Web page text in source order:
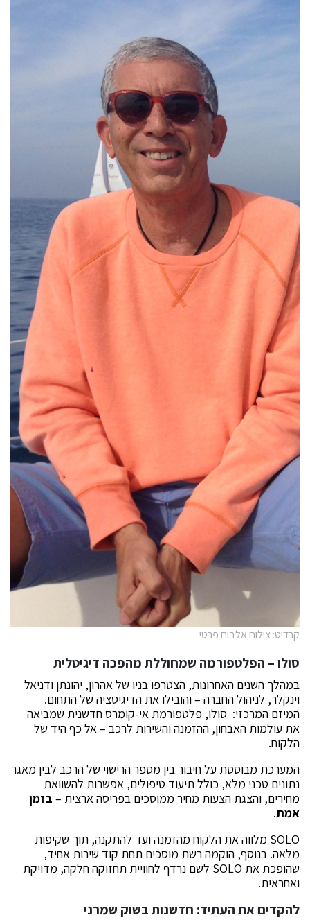
קרדיט: צילום אלבום פרטי
סולו – הפלטפורמה שמחוללת מהפכה דיגיטלית
במהלך השנים האחרונות, הצטרפו בניו של אהרון, יהונתן ודניאל
וינקלר, לניהול החברה – והובילו את הדיגיטציה של התחום.
המיזם המרכזי: סולו, פלטפורמת אי-קומרס חדשנית שמביאה
את עולמות האבחון, ההזמנה והשירות לרכב – אל כף היד של
הלקוח.
המערכת מבוססת על חיבור בין מספר הרישוי של הרכב לבין מאגר
נתונים טכני מלא, כולל תיעוד טיפולים, אפשרות להשוואת
מחירים, והצגת הצעות מחיר ממוסכים בפריסה ארצית – בזמן
אמת.
SOLO מלווה את הלקוח מהזמנה ועד להתקנה, תוך שקיפות
מלאה. בנוסף, הוקמה רשת מוסכים תחת קוד שירות אחיד,
שהופכת את SOLO לשם נרדף לחוויית תחזוקה חלקה, מדויקת
ואחראית.
להקדים את העתיד: חדשנות בשוק שמרני